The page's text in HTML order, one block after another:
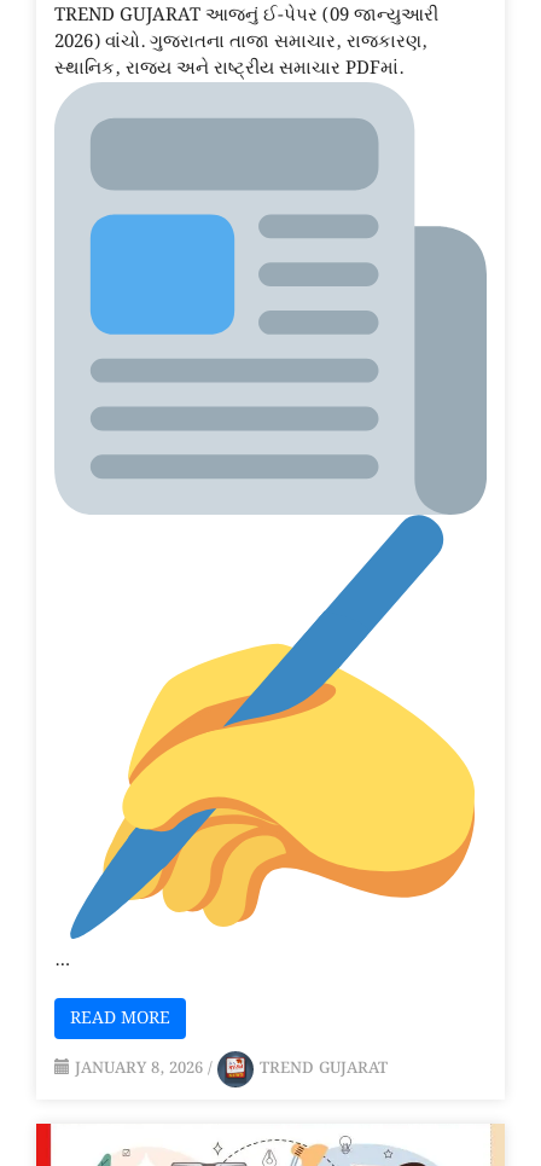
TREND GUJARAT આજનું ઈ-પેપર (09 જાન્યુઆરી
2026) વાંચો. ગુજરાતના તાજા સમાચાર, રાજકારણ,
સ્થાનિક, રાજ્ય અને રાષ્ટ્રીય સમાચાર PDFમાં.
…
READ MORE
JANUARY 8, 2026 / TREND GUJARAT